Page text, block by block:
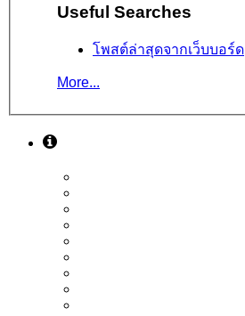
Useful Searches
โพสต์ล่าสุดจากเว็บบอร์ด
More...